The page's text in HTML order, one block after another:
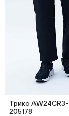
Трико
205178